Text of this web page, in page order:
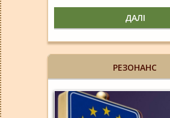
ДАЛІ
РЕЗОНАНС